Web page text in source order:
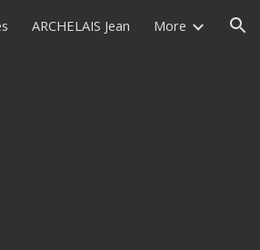
ARCHELAIS Jean More